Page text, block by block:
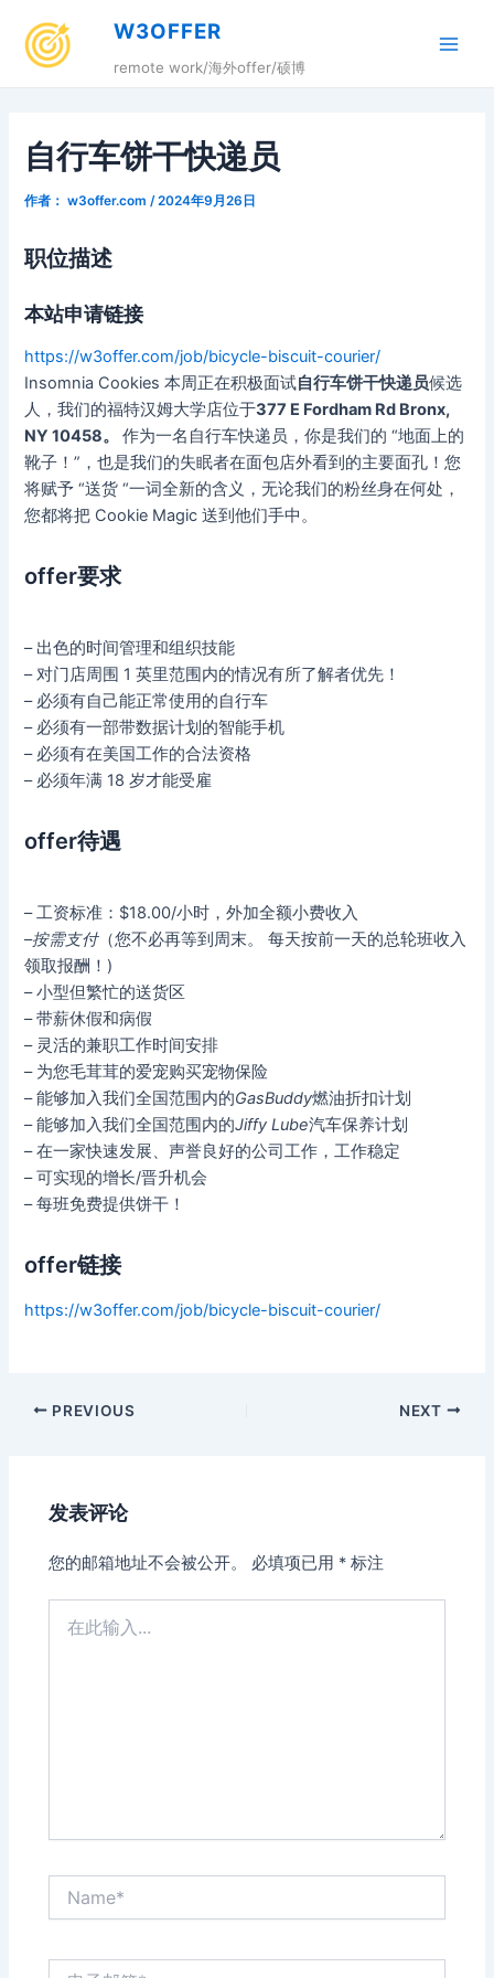
W3OFFER
remote work/海外offer/硕博
自行车饼干快递员
作者： w3offer.com /2024年9月26日
职位描述
本站申请链接
https://w3offer.com/job/bicycle-biscuit-courier/
Insomnia Cookies 本周正在积极面试自行车饼干快递员候选
人，我们的福特汉姆大学店位于377 E Fordham Rd Bronx,
NY 10458。作为一名自行车快递员，你是我们的 “地面上的
靴子！”，也是我们的失眠者在面包店外看到的主要面孔！您
将赋予 “送货 “一词全新的含义，无论我们的粉丝身在何处，
您都将把 Cookie Magic 送到他们手中。
offer要求
– 出色的时间管理和组织技能
– 对门店周围 1 英里范围内的情况有所了解者优先！
– 必须有自己能正常使用的自行车
– 必须有一部带数据计划的智能手机
– 必须有在美国工作的合法资格
– 必须年满 18 岁才能受雇
offer待遇
– 工资标准：$18.00/小时，外加全额小费收入
–按需支付（您不必再等到周末。 每天按前一天的总轮班收入
领取报酬！)
– 小型但繁忙的送货区
– 带薪休假和病假
– 灵活的兼职工作时间安排
– 为您毛茸茸的爱宠购买宠物保险
– 能够加入我们全国范围内的GasBuddy燃油折扣计划
– 能够加入我们全国范围内的Jiffy Lube汽车保养计划
– 在一家快速发展、声誉良好的公司工作，工作稳定
– 可实现的增长/晋升机会
– 每班免费提供饼干！
offer链接
https://w3offer.com/job/bicycle-biscuit-courier/
Post
PREVIOUS NEXT
发表评论
您的邮箱地址不会被公开。 必填项已用 * 标注